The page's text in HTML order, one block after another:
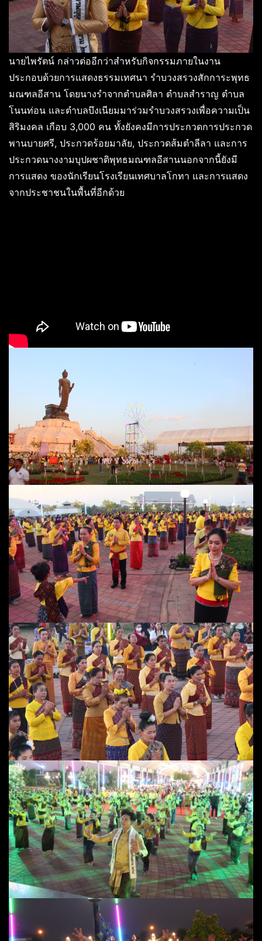
นายไพรัตน์ กล่าวต่ออีกว่าสำหรับกิจกรรมภายในงาน
ประกอบด้วยการแสดงธรรมเทศนา รำบวงสรวงสักการะพุทธ
มณฑลอีสาน โดยนางรำจากตำบลศิลา ตำบลสำราญ ตำบล
โนนท่อน และตำบลบึงเนียมมาร่วมรำบวงสรวงเพื่อความเป็น
สิริมงคล เกือบ 3,000 คน ทั้งยังคงมีการประกวดการประกวด
พานบายศรี, ประกวดร้อยมาลัย, ประกวดส้มตำลีลา และการ
ประกวดนางงามบุปผชาติพุทธมณฑลอีสานนอกจากนี้ยังมี
การแสดง ของนักเรียนโรงเรียนเทศบาลโกทา และการแสดง
จากประชาชนในพื้นที่อีกด้วย